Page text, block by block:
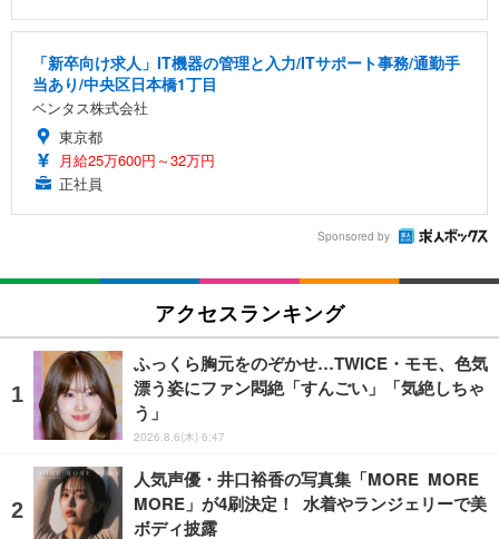
「新卒向け求人」IT機器の管理と入力/ITサポート事務/通勤手
当あり/中央区日本橋1丁目
ベンタス株式会社
東京都
月給25万600円～32万円
正社員
Sponsored by
アクセスランキング
ふっくら胸元をのぞかせ…TWICE・モモ、色気
漂う姿にファン悶絶「すんごい」「気絶しちゃ
う」
2026.8.6(木) 6:47
人気声優・井口裕香の写真集「MORE MORE
MORE」が4刷決定！ 水着やランジェリーで美
ボディ披露